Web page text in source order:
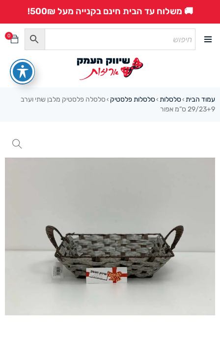
🚚 משלוח עד הבית חינם בקנייה מעל 500₪!
0
עמוד הבית ›סלסלות ›סלסלות פלסטיק › סלסלה פלסטיק מלבן שתי וערב
29/23+9 ס”מ אפור